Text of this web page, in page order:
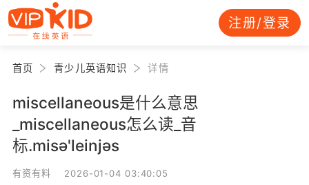
注册/登录
首页 青少儿英语知识 详情
miscellaneous是什么意思
_miscellaneous怎么读_音
标.misә'leinjәs
有资有料 2026-01-04 03:40:05